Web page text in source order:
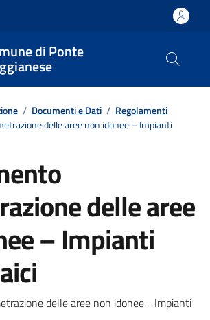
di Ponte
evidenza
/ Documenti e Dati / Regolamenti
delle aree non idonee – Impianti
delle aree
– Impianti
documento
delle aree non idonee - Impianti